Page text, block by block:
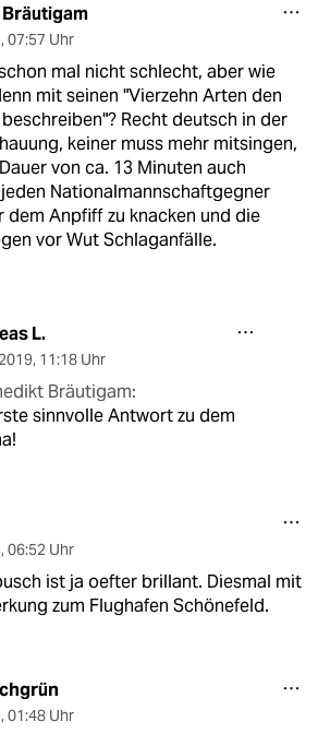
, 07:57 Uhr
mal nicht schlecht, aber wie
mit seinen "Vierzehn Arten den
beschreiben"? Recht deutsch in der
keiner muss mehr mitsingen,
von ca. 13 Minuten auch
Nationalmannschaftgegner
dem Anpfiff zu knacken und die
vor Wut Schlaganfälle.
L.
, 11:18 Uhr
Bräutigam:
sinnvolle Antwort zu dem
, 06:52 Uhr
ist ja oefter brillant. Diesmal mit
zum Flughafen Schönefeld.
, 01:48 Uhr